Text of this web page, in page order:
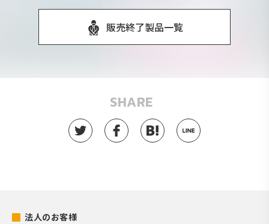
販売終了製品一覧
SHARE
法人のお客様